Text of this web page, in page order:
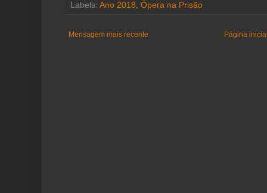
Labels: Ano 2018, Ópera na Prisão
Mensagem mais recente Página